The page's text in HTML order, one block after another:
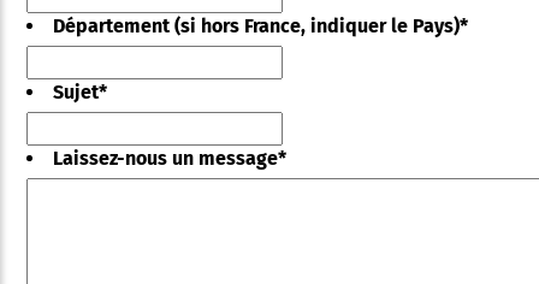
Département (si hors France, indiquer le Pays)*
Sujet*
Laissez-nous un message*